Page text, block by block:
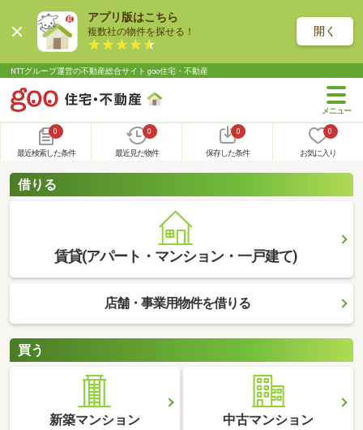
アプリ版はこちら
複数社の物件を探せる！ 開く
NTTグループ運営の不動産総合サイト goo住宅・不動産
0
最近検索した条件
0
最近見た物件
0
保存した条件
0
お気に入り
借りる
賃貸(アパート・マンション・一戸建て)
店舗・事業用物件を借りる
買う
新築マンション 中古マンション